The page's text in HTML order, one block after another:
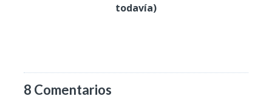
todavía)
8 Comentarios